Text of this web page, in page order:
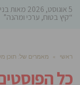
5 אוגוסט, 2026
מאות
“קיץ בטוח, ערכי ומהנה”
ראשי » מאמרים של: תוכן
כל